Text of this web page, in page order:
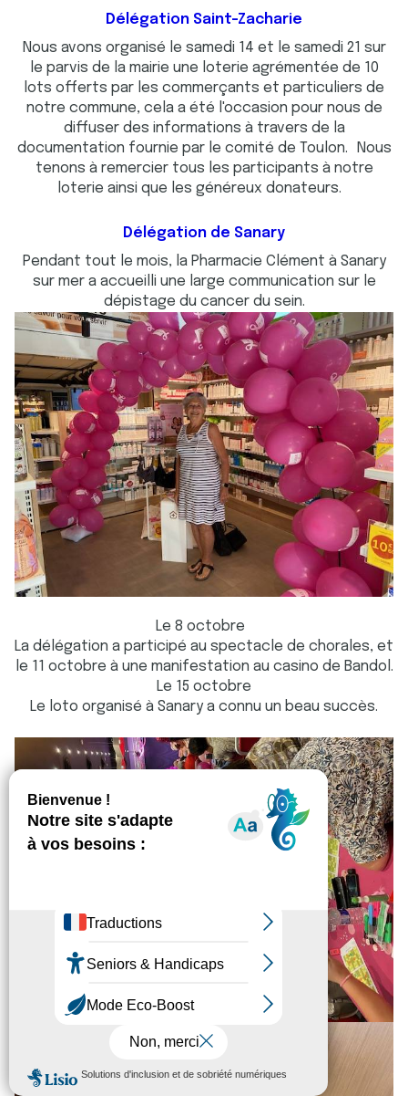
Délégation Saint-Zacharie
Nous avons organisé le samedi 14 et le samedi 21 sur
le parvis de la mairie une loterie agrémentée de 10
lots offerts par les commerçants et particuliers de
notre commune, cela a été l'occasion pour nous de
diffuser des informations à travers de la
documentation fournie par le comité de Toulon. Nous
tenons à remercier tous les participants à notre
loterie ainsi que les généreux donateurs.
Délégation de Sanary
Pendant tout le mois, la Pharmacie Clément à Sanary
sur mer a accueilli une large communication sur le
dépistage du cancer du sein.
Le 8 octobre
La délégation a participé au spectacle de chorales, et
le 11 octobre à une manifestation au casino de Bandol.
Le 15 octobre
Le loto organisé à Sanary a connu un beau succès.